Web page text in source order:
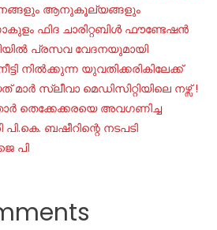
ആനുകൂല്യങ്ങളും
ഫിദ ചാരിറ്റബിൾ ഫൗണ്ടേഷൻ
പ്രസവ വേദനയുമായി
നിൽക്കുന്ന യുവതിക്കരികിലേക്ക്
സ്ലീവാ മെഡിസിറ്റിയിലെ നഴ്സ് !
തെക്കേക്കരയെ അവഗണിച്ച
ബഷീറിന്റെ നടപടി
പി